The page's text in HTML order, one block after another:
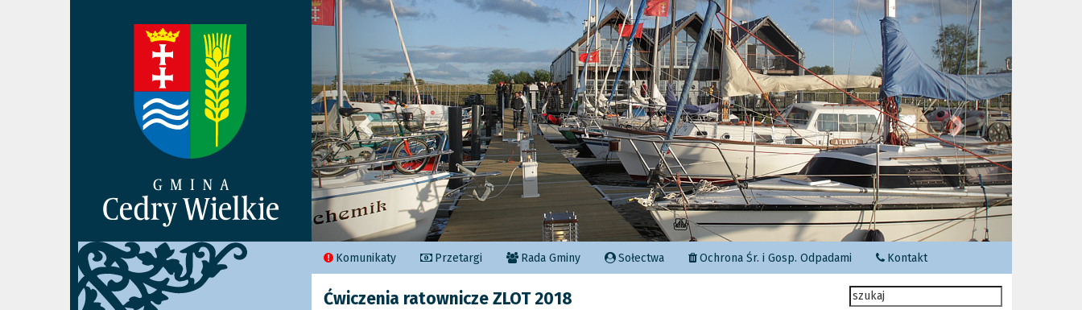
Poprzedni Następny
Komunikaty Przetargi Rada Gminy Sołectwa Ochrona Śr. i Gosp. Odpadami Kontakt
Ćwiczenia ratownicze ZLOT 2018